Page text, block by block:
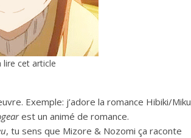
lire cet article
Exemple: j’adore la romance Hibiki/Miku
est un animé de romance.
, tu sens que Mizore & Nozomi ça raconte